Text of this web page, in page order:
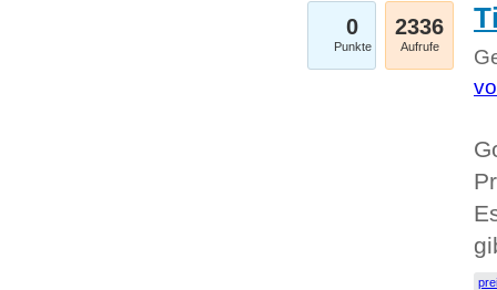
0
Punkte
2336
Aufrufe